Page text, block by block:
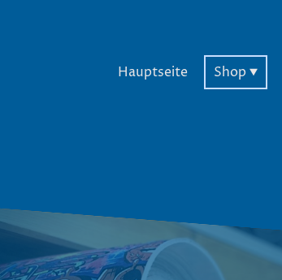
Hauptseite Shop